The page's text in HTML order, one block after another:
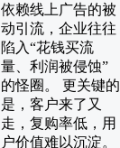
依赖线上广告的被
动引流，企业往往
陷入“花钱买流
量、利润被侵蚀”
的怪圈。 更关键的
是，客户来了又
走，复购率低，用
户价值难以沉淀。